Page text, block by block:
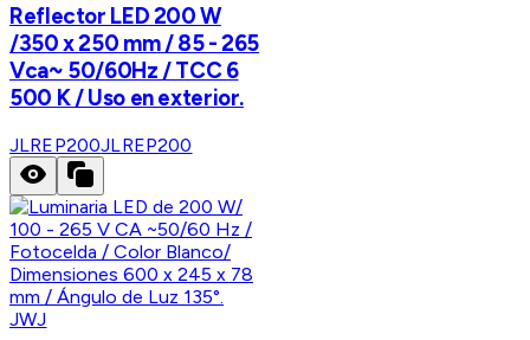
Reflector LED 200 W
/350 x 250 mm / 85 - 265
Vca~ 50/60Hz / TCC 6
500 K / Uso en exterior.
JLREP200JLREP200
JWJ